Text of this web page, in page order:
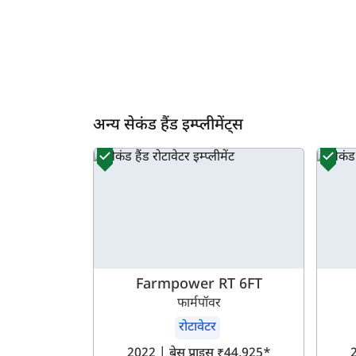
अन्य सेकंड हैंड इम्प्लीमेंट्स
Farmpower RT 6FT
फार्मपॉवर
रोटावेटर